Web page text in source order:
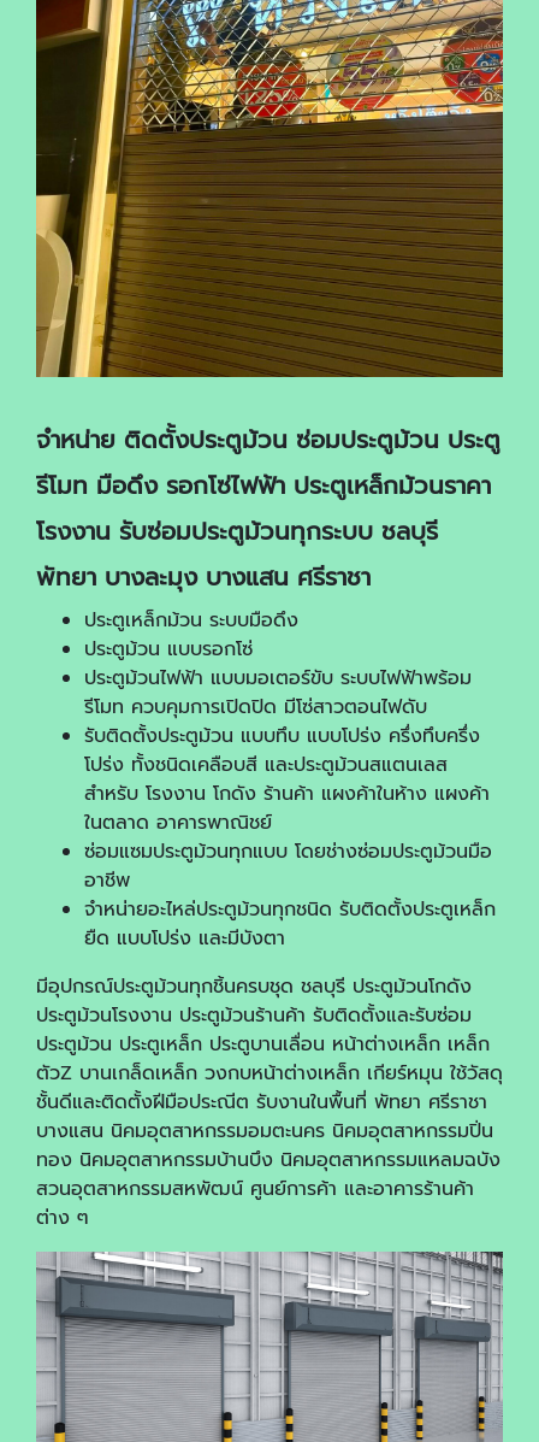
จำหน่าย ติดตั้งประตูม้วน ซ่อมประตูม้วน ประตู
รีโมท มือดึง รอกโซ่ไฟฟ้า ประตูเหล็กม้วนราคา
โรงงาน รับซ่อมประตูม้วนทุกระบบ ชลบุรี
พัทยา บางละมุง บางแสน ศรีราชา
ประตูเหล็กม้วน ระบบมือดึง
ประตูม้วน แบบรอกโซ่
ประตูม้วนไฟฟ้า แบบมอเตอร์ขับ ระบบไฟฟ้าพร้อม
รีโมท ควบคุมการเปิดปิด มีโซ่สาวตอนไฟดับ
รับติดตั้งประตูม้วน แบบทึบ แบบโปร่ง ครึ่งทึบครึ่ง
โปร่ง ทั้งชนิดเคลือบสี และประตูม้วนสแตนเลส
สำหรับ โรงงาน โกดัง ร้านค้า แผงค้าในห้าง แผงค้า
ในตลาด อาคารพาณิชย์
ซ่อมแซมประตูม้วนทุกแบบ โดยช่างซ่อมประตูม้วนมือ
อาชีพ
จำหน่ายอะไหล่ประตูม้วนทุกชนิด รับติดตั้งประตูเหล็ก
ยืด แบบโปร่ง และมีบังตา
มีอุปกรณ์ประตูม้วนทุกชิ้นครบชุด ชลบุรี ประตูม้วนโกดัง
ประตูม้วนโรงงาน ประตูม้วนร้านค้า รับติดตั้งและรับซ่อม
ประตูม้วน ประตูเหล็ก ประตูบานเลื่อน หน้าต่างเหล็ก เหล็ก
ตัวZ บานเกล็ดเหล็ก วงกบหน้าต่างเหล็ก เกียร์หมุน ใช้วัสดุ
ชั้นดีและติดตั้งฝีมือประณีต รับงานในพื้นที่ พัทยา ศรีราชา
บางแสน นิคมอุตสาหกรรมอมตะนคร นิคมอุตสาหกรรมปิ่น
ทอง นิคมอุตสาหกรรมบ้านบึง นิคมอุตสาหกรรมแหลมฉบัง
สวนอุตสาหกรรมสหพัฒน์ ศูนย์การค้า และอาคารร้านค้า
ต่าง ๆ